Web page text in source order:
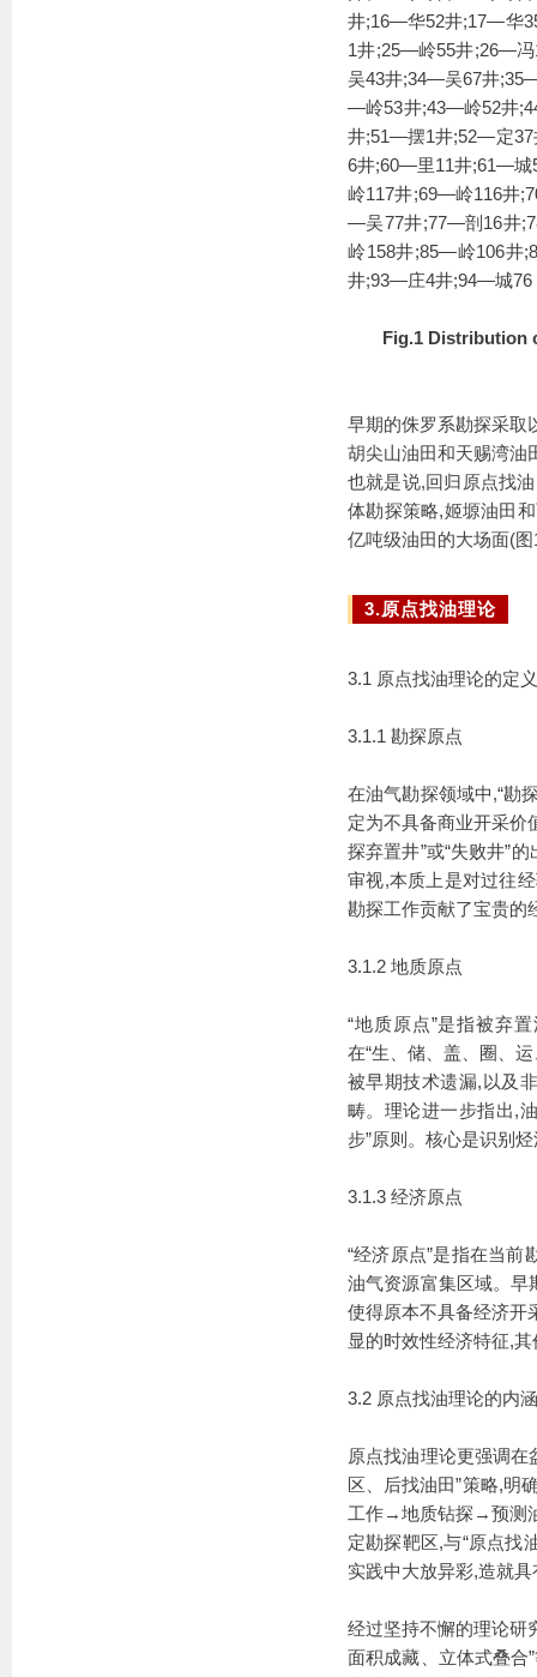
井;16—华52井;17—华
1井;25—岭55井;26—
吴43井;34—吴67井
—岭53井;43—岭52井
井;51—摆1井;52—定
6井;60—里11井;61—
岭117井;69—岭116井
—吴77井;77—剖16井
岭158井;85—岭106
井;93—庄4井;94—城76
Fig.1 Distribution
早期的侏罗系勘探采取
胡尖山油田和天赐湾油
也就是说,回归原点找
体勘探策略,姬塬油田
亿吨级油田的大场面(
3.原点找油理论
3.1 原点找油理论的定义
3.1.1 勘探原点
在油气勘探领域中,“勘
定为不具备商业开采价
探弃置井”或“失败井”
审视,本质上是对过往
勘探工作贡献了宝贵的
3.1.2 地质原点
“地质原点”是指被弃
在“生、储、盖、圈、
被早期技术遗漏,以及
畴。理论进一步指出,
步”原则。核心是识别
3.1.3 经济原点
“经济原点”是指在当
油气资源富集区域。早
使得原本不具备经济开
显的时效性经济特征,
3.2 原点找油理论的内涵
原点找油理论更强调在
区、后找油田”策略,明
工作→地质钻探→预测
定勘探靶区,与“原点找
实践中大放异彩,造就
经过坚持不懈的理论研
面积成藏、立体式叠合